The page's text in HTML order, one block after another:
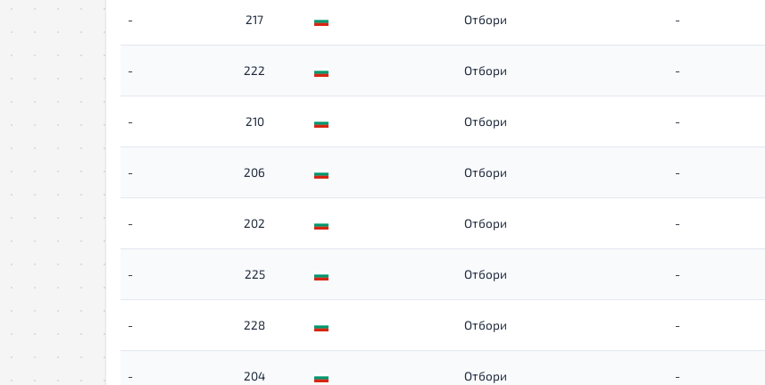
- 217 Отбори -
- 222 Отбори -
- 210 Отбори -
- 206 Отбори -
- 202 Отбори -
- 225 Отбори -
- 228 Отбори -
- 204 Отбори -